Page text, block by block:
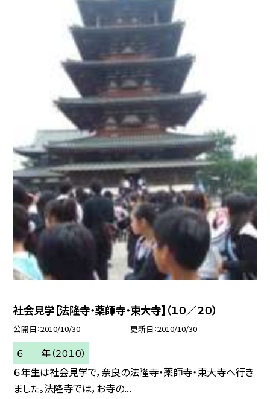
社会見学【法隆寺・薬師寺・東大寺】（１０／２０）
公開日 2010/10/30 更新日 2010/10/30
６ 年（２０１０）
６年生は社会見学で，奈良の法隆寺・薬師寺・東大寺へ行き
ました。法隆寺では，お寺の...